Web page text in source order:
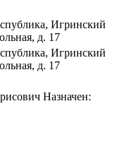
Игринский
д. 17
Игринский
д. 17
Назначен: